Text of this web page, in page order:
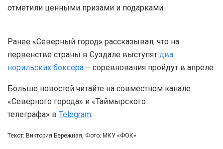
отметили ценными призами и подарками.
Ранее «Северный город» рассказывал, что на
первенстве страны в Суздале выступят два
норильских боксера – соревнования пройдут в апреле.
Больше новостей читайте на совместном канале
«Северного города» и «Таймырского
телеграфа» в Telegram.
Текст: Виктория Бережная, Фото: МКУ «ФОК»